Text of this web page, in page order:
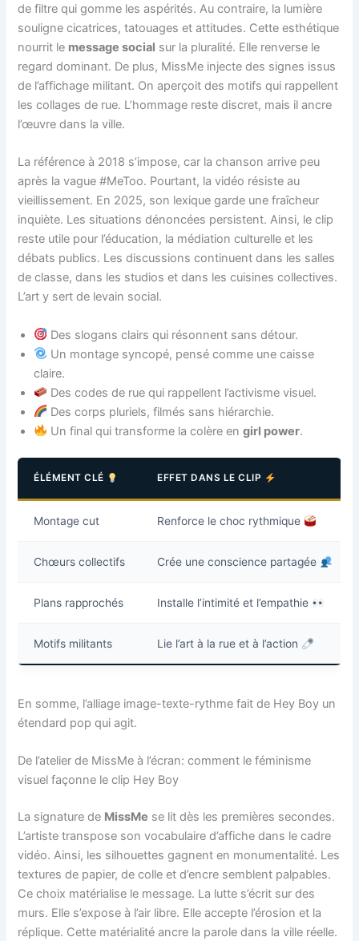
de filtre qui gomme les aspérités. Au contraire, la lumière
souligne cicatrices, tatouages et attitudes. Cette esthétique
nourrit le message social sur la pluralité. Elle renverse le
regard dominant. De plus, MissMe injecte des signes issus
de l’affichage militant. On aperçoit des motifs qui rappellent
les collages de rue. L’hommage reste discret, mais il ancre
l’œuvre dans la ville.
La référence à 2018 s’impose, car la chanson arrive peu
après la vague #MeToo. Pourtant, la vidéo résiste au
vieillissement. En 2025, son lexique garde une fraîcheur
inquiète. Les situations dénoncées persistent. Ainsi, le clip
reste utile pour l’éducation, la médiation culturelle et les
débats publics. Les discussions continuent dans les salles
de classe, dans les studios et dans les cuisines collectives.
L’art y sert de levain social.
Des slogans clairs qui résonnent sans détour.
Un montage syncopé, pensé comme une caisse
claire.
Des codes de rue qui rappellent l’activisme visuel.
Des corps pluriels, filmés sans hiérarchie.
Un final qui transforme la colère engirl power.
ÉLÉMENT CLÉ EFFET DANS LE CLIP
Montage cut Renforce le choc rythmique
Chœurs collectifs Crée une conscience partagée
Plans rapprochés Installe l’intimité et l’empathie
Motifs militants Lie l’art à la rue et à l’action
En somme, l’alliage image-texte-rythme fait de Hey Boy un
étendard pop qui agit.
De l’atelier de MissMe à l’écran: comment le féminisme
visuel façonne le clip Hey Boy
La signature de MissMe se lit dès les premières secondes.
L’artiste transpose son vocabulaire d’affiche dans le cadre
vidéo. Ainsi, les silhouettes gagnent en monumentalité. Les
textures de papier, de colle et d’encre semblent palpables.
Ce choix matérialise le message. La lutte s’écrit sur des
murs. Elle s’expose à l’air libre. Elle accepte l’érosion et la
réplique. Cette matérialité ancre la parole dans la ville réelle.